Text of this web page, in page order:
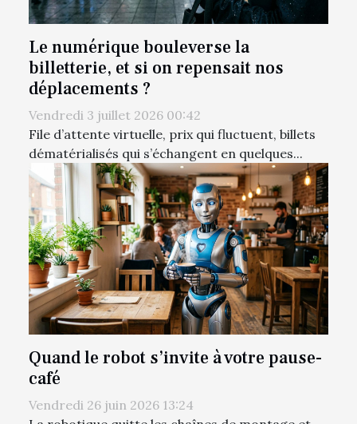
Le numérique bouleverse la
billetterie, et si on repensait nos
déplacements ?
Vendredi 3 juillet 2026 00:42
File d’attente virtuelle, prix qui fluctuent, billets
dématérialisés qui s’échangent en quelques...
Quand le robot s’invite à votre pause-
café
Vendredi 26 juin 2026 13:24